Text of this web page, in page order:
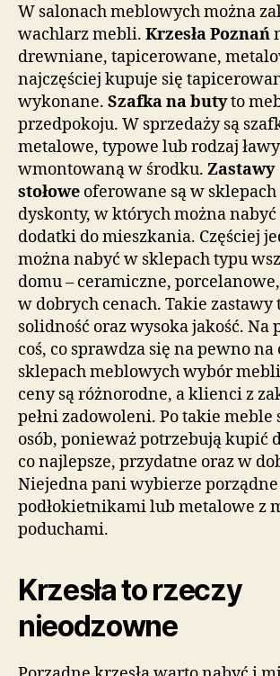
W salonach meblowych można
wachlarz mebli. Krzesła Poznań
drewniane, tapicerowane,
najczęściej kupuje się
wykonane. Szafka na butyto
przedpokoju. W sprzedaży są
metalowe, typowe lub rodzaj
wmontowaną w środku. Zastawy
stołowe oferowane są w
dyskonty, w których można
dodatki do mieszkania. Częściej
można nabyć w sklepach typu
domu – ceramiczne,
w dobrych cenach. Takie zastawy
solidność oraz wysoka jakość. Na
coś, co sprawdza się na pewno na
sklepach meblowych wybór
ceny są różnorodne, a klienci z
pełni zadowoleni. Po takie meble
osób, ponieważ potrzebują kupić
co najlepsze, przydatne oraz w
Niejedna pani wybierze porządne
podłokietnikami lub metalowe z
poduchami.
Krzesła to rzeczy
nieodzowne